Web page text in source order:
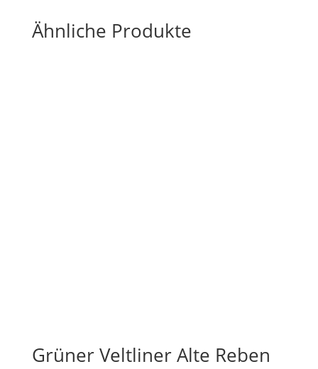
Ähnliche Produkte
Grüner Veltliner Alte Reben